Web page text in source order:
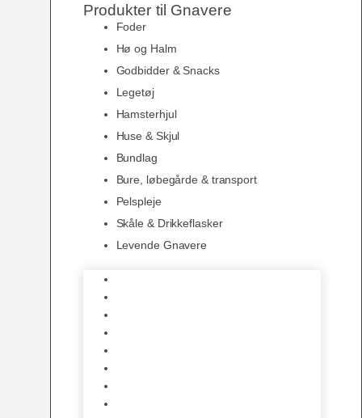
Produkter til Gnavere
Foder
Hø og Halm
Godbidder & Snacks
Legetøj
Hamsterhjul
Huse & Skjul
Bundlag
Bure, løbegårde & transport
Pelspleje
Skåle & Drikkeflasker
Levende Gnavere